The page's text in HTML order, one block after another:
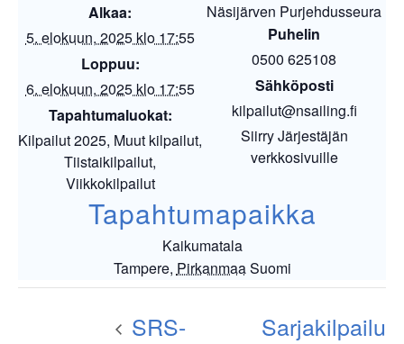
Alkaa:
5. elokuun, 2025 klo 17:55
Loppuu:
6. elokuun, 2025 klo 17:55
Tapahtumaluokat:
Kilpailut 2025, Muut kilpailut,
Tiistaikilpailut,
Viikkokilpailut
Tapahtumapaikka
Kaikumatala
Tampere, PirkanmaaSuomi
Näsijärven Purjehdusseura
Puhelin
0500 625108
Sähköposti
kilpailut@nsailing.fi
Siirry Järjestäjän
verkkosivuille
SRS-
Sarjakilpailu